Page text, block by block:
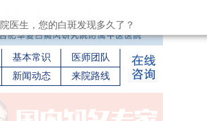
基本常识
医师团队
新闻动态 来院路线
医生，您的白斑发现多久了？